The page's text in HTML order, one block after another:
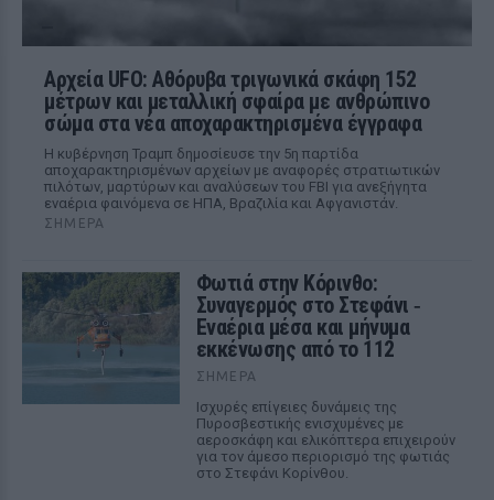
Αρχεία UFO: Αθόρυβα τριγωνικά σκάφη 152
μέτρων και μεταλλική σφαίρα με ανθρώπινο
σώμα στα νέα αποχαρακτηρισμένα έγγραφα
Η κυβέρνηση Τραμπ δημοσίευσε την 5η παρτίδα
αποχαρακτηρισμένων αρχείων με αναφορές στρατιωτικών
πιλότων, μαρτύρων και αναλύσεων του FBI για ανεξήγητα
εναέρια φαινόμενα σε ΗΠΑ, Βραζιλία και Αφγανιστάν.
ΣΉΜΕΡΑ
Φωτιά στην Κόρινθο:
Συναγερμός στο Στεφάνι ‑
Εναέρια μέσα και μήνυμα
εκκένωσης από το 112
ΣΉΜΕΡΑ
Ισχυρές επίγειες δυνάμεις της
Πυροσβεστικής ενισχυμένες με
αεροσκάφη και ελικόπτερα επιχειρούν
για τον άμεσο περιορισμό της φωτιάς
στο Στεφάνι Κορίνθου.